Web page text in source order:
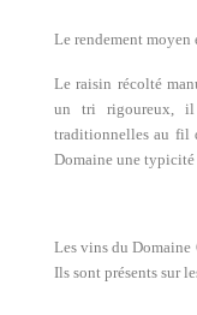
Le rendement moyen
Le raisin récolté
un tri rigoureux, il
traditionnelles au fil
Domaine une
Les vins du Domaine
Ils sont présents sur